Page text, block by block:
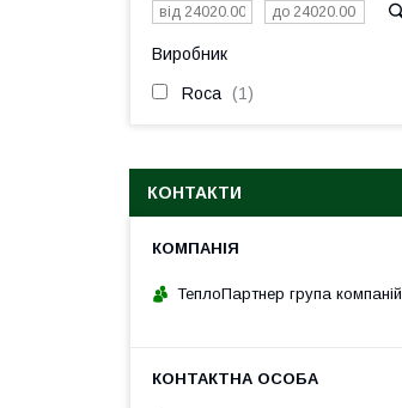
Виробник
Roca 1
КОНТАКТИ
ТеплоПартнер група компаній